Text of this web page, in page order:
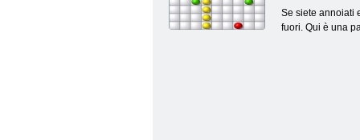
Se siete annoiati
fuori. Qui è una